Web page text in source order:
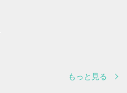
の拠点を経由してお客様のもと
もっと見る